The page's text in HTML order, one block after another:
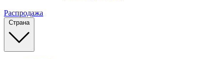
Распродажа
Страна